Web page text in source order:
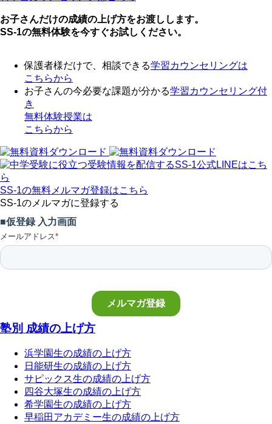
お子さんだけの成績の上げ方をお渡しします。
SS-1の無料体験を今すぐお試しください。
保護者様だけで、相談できる学習カウンセリングは
こちらから
お子さんの今必要な課題が分かる学習カウンセリング付
き
無料体験授業は
こちらから
SS-1の無料メルマガ登録はこちら
SS-1のメルマガに登録する
塾別 成績の上げ方
浜学園生の成績の上げ方
日能研生の成績の上げ方
サピックス生の成績の上げ方
四谷大塚生の成績の上げ方
希学園生の成績の上げ方
早稲田アカデミー生の成績の上げ方